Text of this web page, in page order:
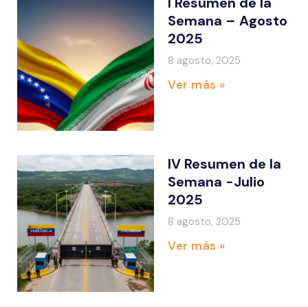
Semana – Agosto
2025
8 agosto, 2025
Ver más »
IV Resumen de la
Semana -Julio
2025
8 agosto, 2025
Ver más »